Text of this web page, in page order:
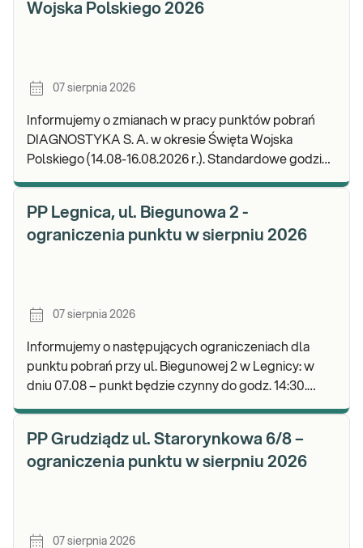
Wojska Polskiego 2026
07 sierpnia 2026
Informujemy o zmianach w pracy punktów pobrań
DIAGNOSTYKA S. A. w okresie Święta Wojska
Polskiego (14.08-16.08.2026 r.). Standardowe godziny
PP Legnica, ul. Biegunowa 2 -
ograniczenia punktu w sierpniu 2026
07 sierpnia 2026
Informujemy o następujących ograniczeniach dla
punktu pobrań przy ul. Biegunowej 2 w Legnicy: w
dniu 07.08 – punkt będzie czynny do godz. 14:30.
PP Grudziądz ul. Starorynkowa 6/8 –
ograniczenia punktu w sierpniu 2026
07 sierpnia 2026